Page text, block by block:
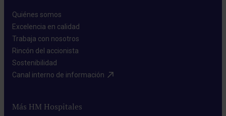
Quiénes somos​
Excelencia en calidad​
Trabaja con nosotros​
Rincón del accionista​
Sostenibilidad​
Canal interno de información​
Más HM Hospitales